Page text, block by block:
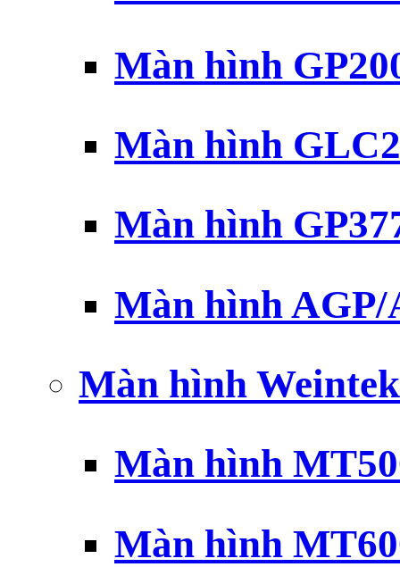
Màn hình
Màn hình
Màn hình
Màn hình AGP/
Màn hình
Màn hình
Màn hình